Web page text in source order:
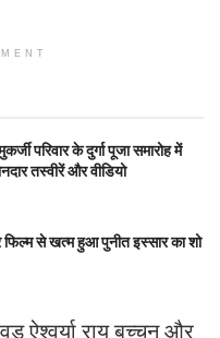
परिवार के दुर्गा पूजा समारोह में
तस्वीरें और वीडियो
से खत्म हुआ पुनीत इस्सार का शो
ऐश्वर्या राय बच्चन और